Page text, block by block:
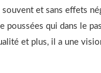
et sans effets
poussées qui dans le
et plus, il a une